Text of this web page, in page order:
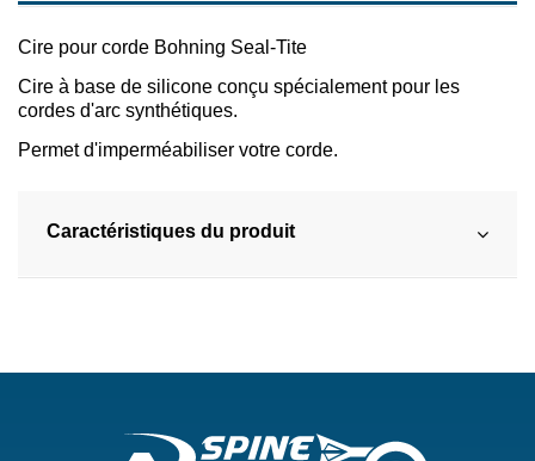
Cire pour corde Bohning Seal-Tite
Cire à base de silicone conçu spécialement pour les
cordes d'arc synthétiques.
Permet d'imperméabiliser votre corde.
Caractéristiques du produit